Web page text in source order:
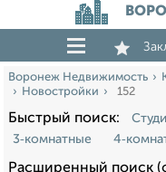
Воронеж Недвижимость
Новостройки
152
Быстрый поиск:
3‑комнатные
Расширенный поиск